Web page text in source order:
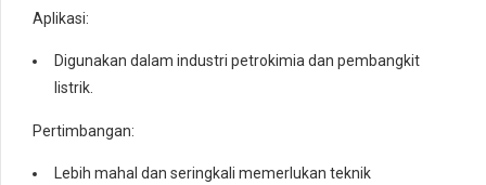
Aplikasi:
Digunakan dalam industri petrokimia dan pembangkit
listrik.
Pertimbangan:
Lebih mahal dan seringkali memerlukan teknik